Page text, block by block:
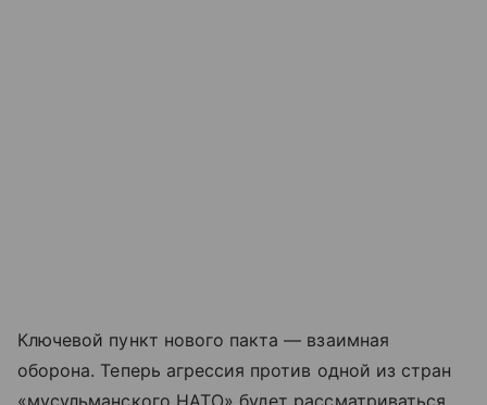
Ключевой пункт нового пакта — взаимная
оборона. Теперь агрессия против одной из стран